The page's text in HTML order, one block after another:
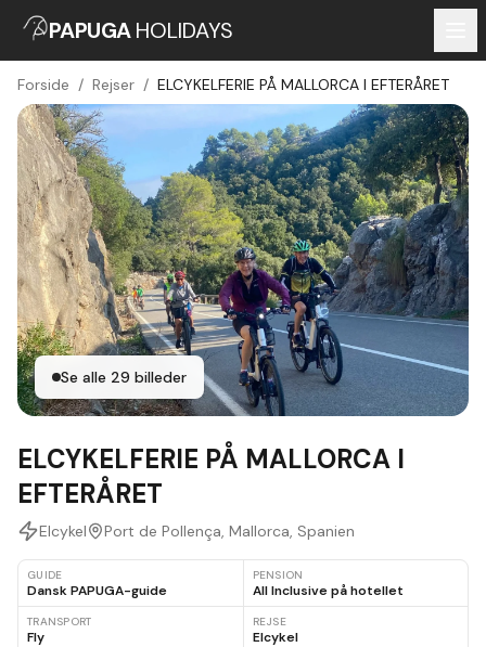
PAPUGAHOLIDAYS
Forside / Rejser / ELCYKELFERIE PÅ MALLORCA I EFTERÅRET
Se alle 29 billeder
ELCYKELFERIE PÅ MALLORCA I
EFTERÅRET
Elcykel Port de Pollença, Mallorca, Spanien
GUIDE
Dansk PAPUGA-guide
PENSION
All Inclusive på hotellet
TRANSPORT
Fly
REJSE
Elcykel